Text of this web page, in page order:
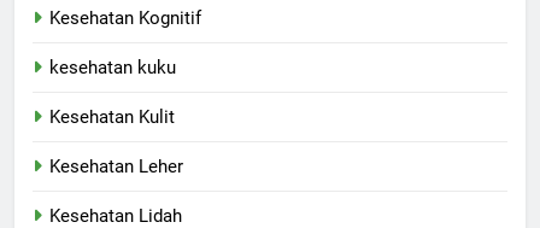
Kesehatan Kognitif
kesehatan kuku
Kesehatan Kulit
Kesehatan Leher
Kesehatan Lidah